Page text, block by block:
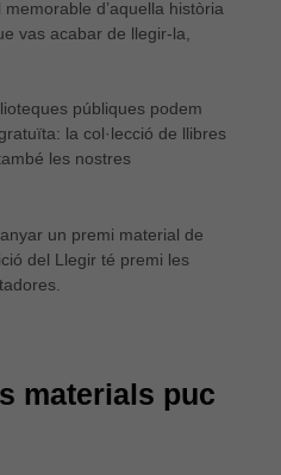
d’aquella història
vas acabar de llegir-la,
públiques podem
la col·lecció de llibres
les nostres
un premi material de
del Llegir té premi les
materials puc